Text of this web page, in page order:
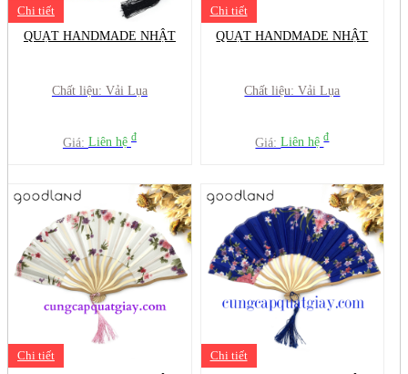
Chi tiết
QUẠT HANDMADE NHẬT
Chất liệu: Vải Lụa
Giá: Liên hệ đ
Chi tiết
QUẠT HANDMADE NHẬT
Chất liệu: Vải Lụa
Giá:Liên hệđ
Chi tiết
Chi tiết